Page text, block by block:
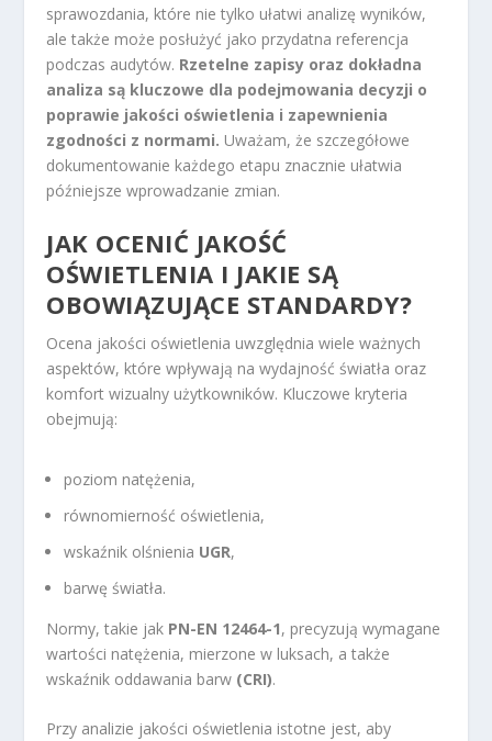
sprawozdania, które nie tylko ułatwi analizę wyników,
ale także może posłużyć jako przydatna referencja
podczas audytów. Rzetelne zapisy oraz dokładna
analiza są kluczowe dla podejmowania decyzji o
poprawie jakości oświetlenia i zapewnienia
zgodności z normami. Uważam, że szczegółowe
dokumentowanie każdego etapu znacznie ułatwia
późniejsze wprowadzanie zmian.
JAK OCENIĆ JAKOŚĆ
OŚWIETLENIA I JAKIE SĄ
OBOWIĄZUJĄCE STANDARDY?
Ocena jakości oświetlenia uwzględnia wiele ważnych
aspektów, które wpływają na wydajność światła oraz
komfort wizualny użytkowników. Kluczowe kryteria
obejmują:
poziom natężenia,
równomierność oświetlenia,
wskaźnik olśnienia UGR,
barwę światła.
Normy, takie jak PN-EN 12464-1, precyzują wymagane
wartości natężenia, mierzone w luksach, a także
wskaźnik oddawania barw (CRI).
Przy analizie jakości oświetlenia istotne jest, aby